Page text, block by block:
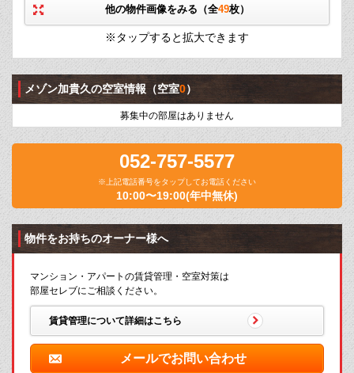
他の物件画像をみる（全49枚）
※タップすると拡大できます
メゾン加貴久の空室情報（空室0）
募集中の部屋はありません
052-757-5577
※上記電話番号をタップしてお電話ください
10:00〜19:00(年中無休)
物件をお持ちのオーナー様へ
マンション・アパートの賃貸管理・空室対策は
部屋セレブにご相談ください。
賃貸管理について詳細はこちら
メールでお問い合わせ